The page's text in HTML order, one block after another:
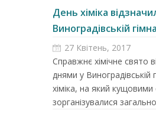
День хіміка
Виноградівській
27 Квітень, 2017
Справжнє хімічне свято
днями у Виноградівській
хіміка, на який кущовими
зорганізувалися